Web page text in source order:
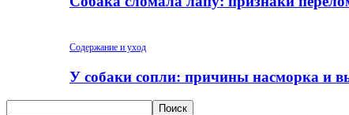
Содержание и уход
У собаки сопли: причины насморка и